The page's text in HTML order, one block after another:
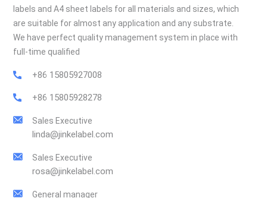
labels and A4 sheet labels for all materials and sizes, which
are suitable for almost any application and any substrate.
We have perfect quality management system in place with
full-time qualified
+86 15805927008
+86 15805928278
Sales Executive
linda@jinkelabel.com
Sales Executive
rosa@jinkelabel.com
General manager